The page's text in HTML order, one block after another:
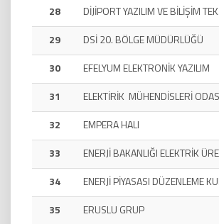
28
DİJİPORT YAZILIM VE BİLİŞİM TEK.
29
DSİ 20. BÖLGE MÜDÜRLÜĞÜ
30
EFELYUM ELEKTRONİK YAZILIM
31
ELEKTİRİK MÜHENDİSLERİ
32
EMPERA HALI
33
ENERJİ BAKANLIĞI ELEKTRİK
34
ENERJİ PİYASASI DÜZENLEME
35
ERUSLU GRUP